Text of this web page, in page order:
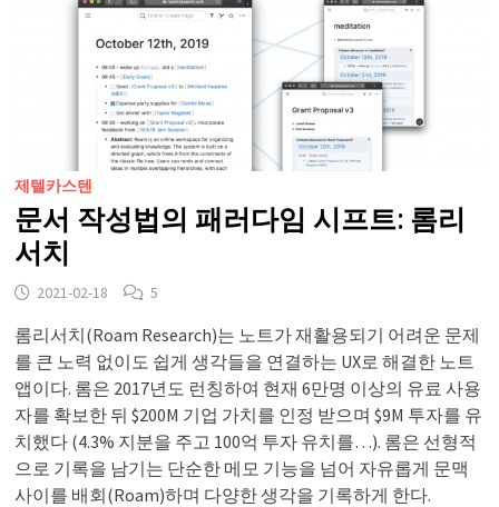
제텔카스텐
문서 작성법의 패러다임 시프트: 롬리
서치
2021-02-18 5
롬리서치(Roam Research)는 노트가 재활용되기 어려운 문제
를 큰 노력 없이도 쉽게 생각들을 연결하는 UX로 해결한 노트
앱이다. 롬은 2017년도 런칭하여 현재 6만명 이상의 유료 사용
자를 확보한 뒤 $200M 기업 가치를 인정 받으며 $9M 투자를 유
치했다 (4.3% 지분을 주고 100억 투자 유치를…). 롬은 선형적
으로 기록을 남기는 단순한 메모 기능을 넘어 자유롭게 문맥
사이를 배회(Roam)하며 다양한 생각을 기록하게 한다.